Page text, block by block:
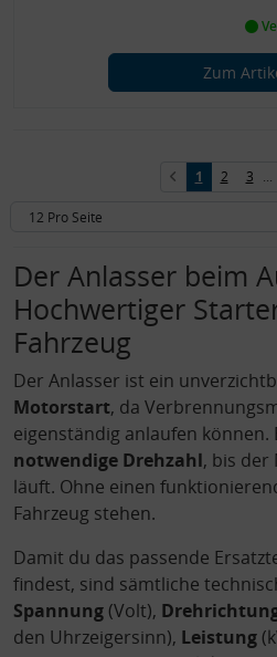
Zum
1 2 3 ...
Der Anlasser beim
Hochwertiger
Fahrzeug
Der Anlasser ist ein
Motorstart, da
eigenständig anlaufen können.
notwendige Drehzahl, bis der
läuft. Ohne einen
Fahrzeug stehen.
Damit du das passende
findest, sind sämtliche
Spannung (Volt),
den Uhrzeigersinn), Leistung